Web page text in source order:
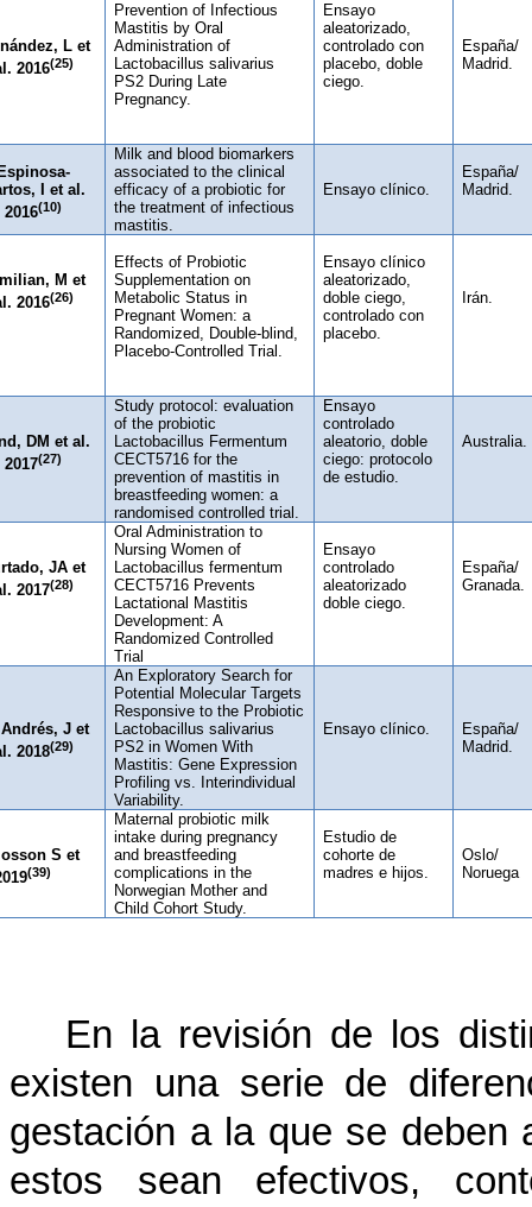
L et
2016(25)
Prevention of Infectious
Mastitis by Oral
Administration of
Lactobacillus salivarius
PS2 During Late
Pregnancy.
Ensayo
aleatorizado,
controlado con
placebo, doble
ciego.
España/
Madrid.
I et al.
2016(10)
Milk and blood biomarkers
associated to the clinical
efficacy of a probiotic for
the treatment of infectious
mastitis.
Ensayo clínico.
España/
Madrid.
M et
2016(26)
Effects of Probiotic
Supplementation on
Metabolic Status in
Pregnant Women: a
Randomized, Double-blind,
Placebo-Controlled Trial.
Ensayo clínico
aleatorizado,
doble ciego,
controlado con
placebo.
Irán.
DM et al.
2017(27)
Study protocol: evaluation
of the probiotic
Lactobacillus Fermentum
CECT5716 for the
prevention of mastitis in
breastfeeding women: a
randomised controlled trial.
Ensayo
controlado
aleatorio, doble
ciego: protocolo
de estudio.
Australia.
JA et
2017(28)
Oral Administration to
Nursing Women of
Lactobacillus fermentum
CECT5716 Prevents
Lactational Mastitis
Development: A
Randomized Controlled
Trial
Ensayo
controlado
aleatorizado
doble ciego.
España/
Granada.
Andrés, J et
2018(29)
An Exploratory Search for
Potential Molecular Targets
Responsive to the Probiotic
Lactobacillus salivarius
PS2 in Women With
Mastitis: Gene Expression
Profiling vs. Interindividual
Variability.
Ensayo clínico.
España/
Madrid.
S et
(39)
Maternal probiotic milk
intake during pregnancy
and breastfeeding
complications in the
Norwegian Mother and
Child Cohort Study.
Estudio de
cohorte de
madres e hijos.
Oslo/
Noruega
En la revisión de los
existen una serie de
gestación a la que se deben
estos sean efectivos,